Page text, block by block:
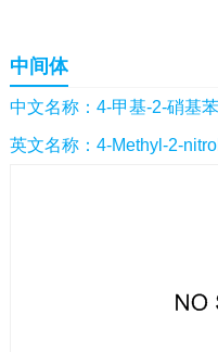
间体|
感染药物中间体
体 |抗精神病药物中间体|
药中间体|其他原料药中
中间体
中文名称：4-甲基-2-硝基
英文名称：4-Methyl-2-